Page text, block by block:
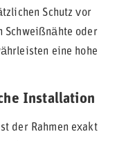
Schutz vor
Schweißnähte oder
eine hohe
Installation
der Rahmen exakt